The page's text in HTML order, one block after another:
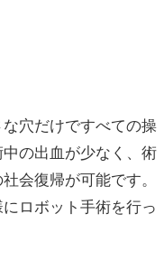
穴だけですべての操
の出血が少なく、術
会復帰が可能です。
ロボット手術を行っ